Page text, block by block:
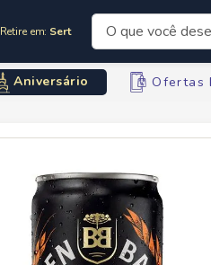
Retire em: Sertãozinho
O que você
Aniversário Ofertas
Termos mais
leite
3º
cerveja
5 º
arroz
6º
sabonete
7º
oleo